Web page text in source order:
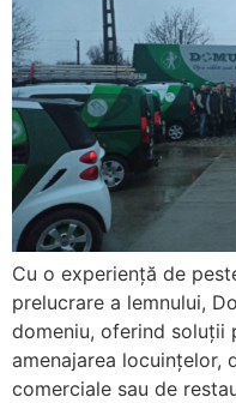
Cu o experiență de
prelucrare a lemnului,
domeniu, oferind soluții
amenajarea locuințelor,
comerciale sau de